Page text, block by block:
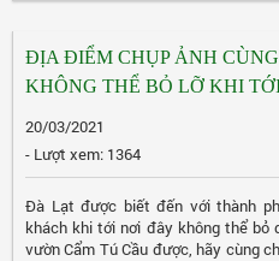
ĐỊA ĐIỂM CHỤP ẢNH
KHÔNG THỂ BỎ LỠ KHI
20/03/2021
- Lượt xem: 1364
Đà Lạt được biết đến với thành
khách khi tới nơi đây không thể bỏ
vườn Cẩm Tú Cầu được, hãy cùng